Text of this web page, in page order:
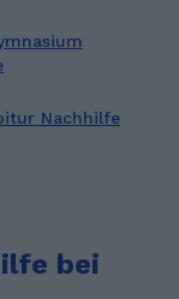
Nachhilfe
bei